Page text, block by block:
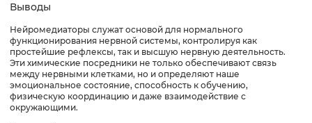
Выводы
Нейромедиаторы служат основой для нормального
функционирования нервной системы, контролируя как
простейшие рефлексы, так и высшую нервную деятельность.
Эти химические посредники не только обеспечивают связь
между нервными клетками, но и определяют наше
эмоциональное состояние, способность к обучению,
физическую координацию и даже взаимодействие с
окружающими.